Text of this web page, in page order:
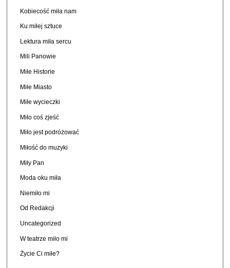
Kobiecość miła nam
Ku miłej sztuce
Lektura miła sercu
Mili Panowie
Miłe Historie
Miłe Miasto
Miłe wycieczki
Miło coś zjeść
Miło jest podróżować
Miłość do muzyki
Miły Pan
Moda oku miła
Niemiło mi
Od Redakcji
Uncategorized
W teatrze miło mi
Życie Ci miłe?